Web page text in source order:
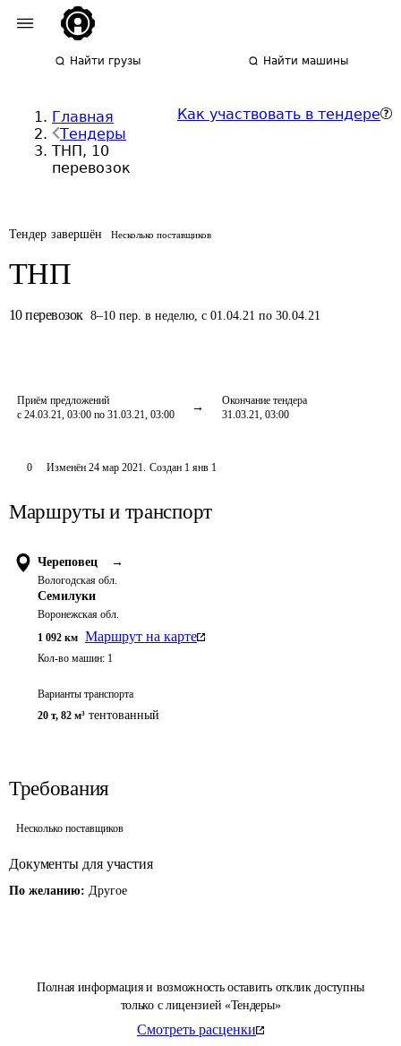
Найти грузы Найти машины
Главная
Тендеры
ТНП, 10
перевозок
Как участвовать в тендере
Тендер завершён Несколько поставщиков
ТНП
10 перевозок 8–10 пер. в неделю, с 01.04.21 по 30.04.21
Приём предложений
с 24.03.21, 03:00 по 31.03.21, 03:00
Окончание тендера
31.03.21, 03:00
Полная информация и возможность оставить отклик доступны
только с лицензией «Тендеры»
Смотреть расценки
0 Изменён 24 мар 2021. Создан 1 янв 1
Маршруты и транспорт
Череповец →
Вологодская обл.
Семилуки
Воронежская обл.
1 092 км Маршрут на карте
Кол-во машин: 1
Варианты транспорта
20 т, 82 м³ тентованный
Требования
Несколько поставщиков
Документы для участия
По желанию: Другое